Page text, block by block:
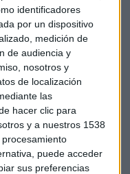
identificadores
por un dispositivo
medición de
de audiencia y
nosotros y
de localización
las
hacer clic para
y a nuestros 1538
puede acceder
sus preferencias
en el III Circuito de
cada año convoca
300 jugadoresy más
Almería, Jaén,
se dan cita en torno
jóvenes hasta los más
se disputarán este